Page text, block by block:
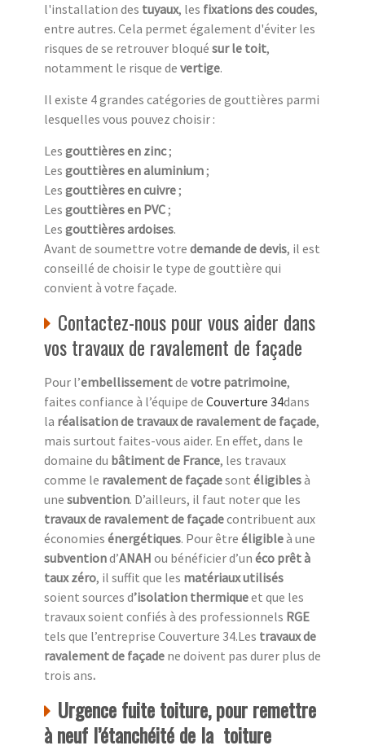
l'installation des tuyaux, les fixations des coudes,
entre autres. Cela permet également d'éviter les
risques de se retrouver bloqué sur le toit,
notamment le risque de vertige.
Il existe 4 grandes catégories de gouttières parmi
lesquelles vous pouvez choisir :
Les gouttières en zinc;
Les gouttières en aluminium;
Les gouttières en cuivre;
Les gouttières en PVC;
Les gouttières ardoises.
Avant de soumettre votre demande de devis, il est
conseillé de choisir le type de gouttière qui
convient à votre façade.
Contactez-nous pour vous aider dans
vos travaux de ravalement de façade
Pour l’embellissementde votre patrimoine,
faites confiance à l’équipe de Couverture 34dans
la réalisation de travaux de ravalement de façade,
mais surtout faites-vous aider. En effet, dans le
domaine du bâtiment de France, les travaux
comme le ravalement de façadesont éligiblesà
une subvention. D’ailleurs, il faut noter que les
travaux de ravalement de façadecontribuent aux
économies énergétiques. Pour être éligibleà une
subventiond’ANAH ou bénéficier d’un éco prêt à
taux zéro, il suffit que les matériaux utilisés
soient sources d’isolation thermiqueet que les
travaux soient confiés à des professionnels RGE
tels que l’entreprise Couverture 34.Les travaux de
ravalement de façade ne doivent pas durer plus de
trois ans.
Urgence fuite toiture, pour remettre
à neuf l’étanchéité de la toiture